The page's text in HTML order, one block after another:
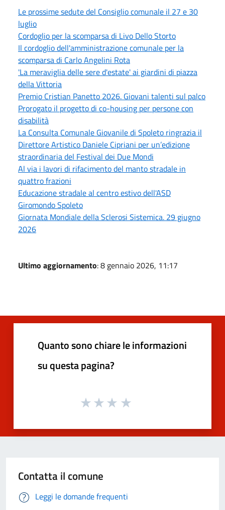
Le prossime sedute del Consiglio comunale il 27 e 30
luglio
Cordoglio per la scomparsa di Livo Dello Storto
Il cordoglio dell'amministrazione comunale per la
scomparsa di Carlo Angelini Rota
'La meraviglia delle sere d'estate' ai giardini di piazza
della Vittoria
Premio Cristian Panetto 2026. Giovani talenti sul palco
Prorogato il progetto di co-housing per persone con
disabilità
La Consulta Comunale Giovanile di Spoleto ringrazia il
Direttore Artistico Daniele Cipriani per un’edizione
straordinaria del Festival dei Due Mondi
Al via i lavori di rifacimento del manto stradale in
quattro frazioni
Educazione stradale al centro estivo dell'ASD
Giromondo Spoleto
Giornata Mondiale della Sclerosi Sistemica. 29 giugno
2026
Ultimo aggiornamento: 8 gennaio 2026, 11:17
Quanto sono chiare le informazioni
su questa pagina?
Contatta il comune
Leggi le domande frequenti